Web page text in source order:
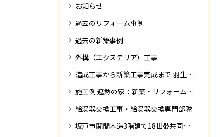
お知らせ
過去のリフォーム事例
過去の新築事例
外構（エクステリア）工事
造成工事から新築工事完成まで 羽生市Ｓ様邸新築工事・
施工例 遮熱の家：新築・リフォーム ドローンにて空撮
給湯器交換工事・給湯器交換専門部隊
坂戸市関間木造3階建て18世帯共同住宅の完成迄紹介